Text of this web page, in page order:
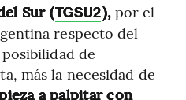
Sur (TGSU2),por el
respecto del
de
más la necesidad de
a palpitar con